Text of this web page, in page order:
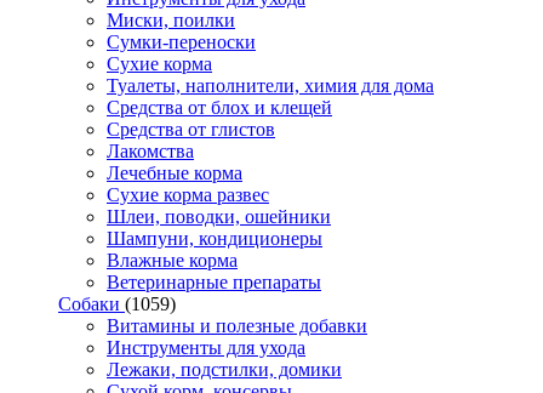
Миски, поилки
Сумки-переноски
Сухие корма
Туалеты, наполнители, химия для дома
Средства от блох и клещей
Средства от глистов
Лакомства
Лечебные корма
Сухие корма развес
Шлеи, поводки, ошейники
Шампуни, кондиционеры
Влажные корма
Ветеринарные препараты
Собаки (1059)
Витамины и полезные добавки
Инструменты для ухода
Лежаки, подстилки, домики